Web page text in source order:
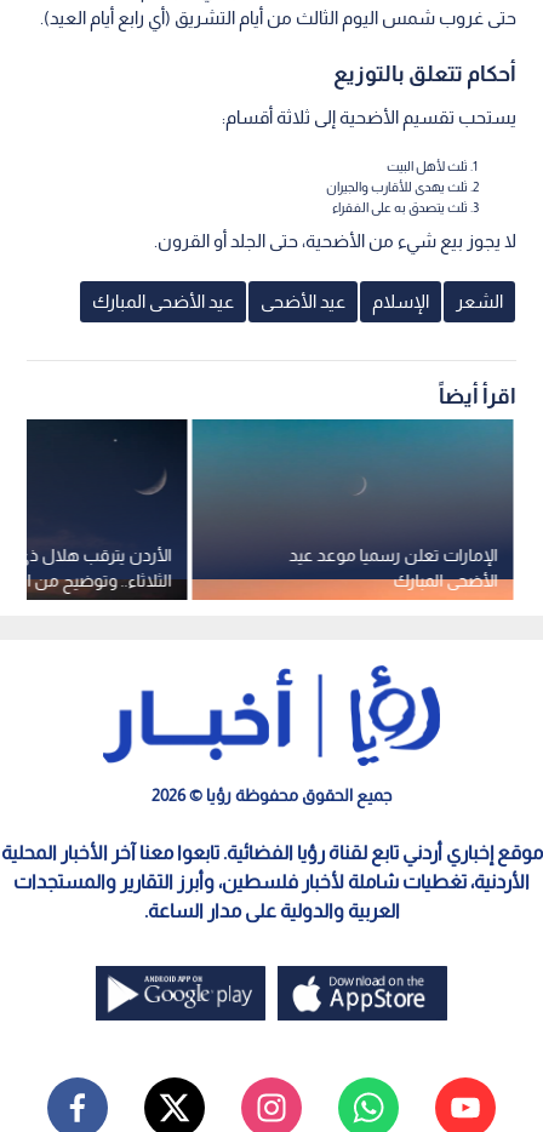
حتى غروب شمس اليوم الثالث من أيام التشريق (أي رابع أيام العيد).
أحكام تتعلق بالتوزيع
يستحب تقسيم الأضحية إلى ثلاثة أقسام:
ثلث لأهل البيت
ثلث يهدى للأقارب والجيران
ثلث يتصدق به على الفقراء
لا يجوز بيع شيء من الأضحية، حتى الجلد أو القرون.
الشعر الإسلام عيد الأضحى عيد الأضحى المبارك
اقرأ أيضاً
الأردن يترقب هلال ذي
الثلاثاء.. وتوضيح من
الأردنية
الإمارات تعلن رسميا موعد عيد
الأضحى المبارك
جميع الحقوق محفوظة رؤيا © 2026
موقع إخباري أردني تابع لقناة رؤيا الفضائية. تابعوا معنا آخر الأخبار المحلية
الأردنية، تغطيات شاملة لأخبار فلسطين، وأبرز التقارير والمستجدات
العربية والدولية على مدار الساعة.